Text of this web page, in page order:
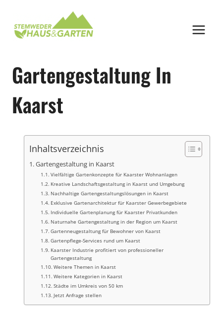
springen
Gartengestaltung In
Kaarst
Inhaltsverzeichnis
Gartengestaltung in Kaarst
Vielfältige Gartenkonzepte für Kaarster Wohnanlagen
Kreative Landschaftsgestaltung in Kaarst und Umgebung
Nachhaltige Gartengestaltungslösungen in Kaarst
Exklusive Gartenarchitektur für Kaarster Gewerbegebiete
Individuelle Gartenplanung für Kaarster Privatkunden
Naturnahe Gartengestaltung in der Region um Kaarst
Gartenneugestaltung für Bewohner von Kaarst
Gartenpflege-Services rund um Kaarst
Kaarster Industrie profitiert von professioneller
Gartengestaltung
Weitere Themen in Kaarst
Weitere Kategorien in Kaarst
Städte im Umkreis von 50 km
Jetzt Anfrage stellen